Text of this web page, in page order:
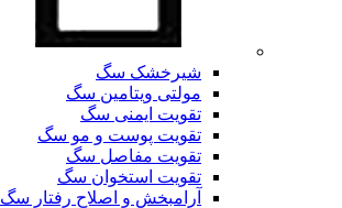
شیرخشک سگ
مولتی ویتامین سگ
تقویت ایمنی سگ
تقویت پوست و مو سگ
تقویت مفاصل سگ
تقویت استخوان سگ
آرامبخش و اصلاح رفتار سگ